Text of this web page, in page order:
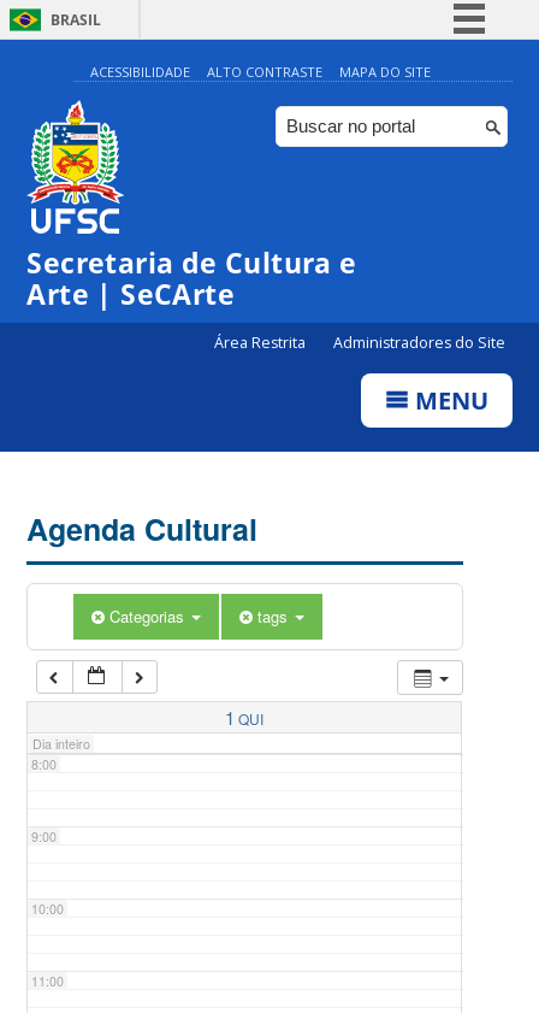
BRASIL
Simplifique!
Comunica BR
Participe
ACESSIBILIDADE ALTO CONTRASTE MAPA DO SITE
Secretaria de Cultura e
Arte | SeCArte
Área Restrita Administradores do Site
MENU
Agenda Cultural
Categorias tags
1 QUI
Dia inteiro
0:00
1:00
5:00
7:00
8:00
9:00
10:00
11:00